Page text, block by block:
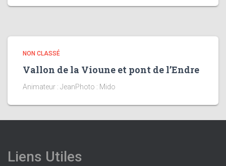
NON CLASSÉ
Vallon de la Vioune et pont de l’Endre
Animateur : JeanPhoto : Mido
Liens Utiles